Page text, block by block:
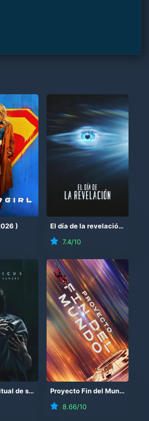
)
El día de la revelación
7.4/10
Leviticus: Ritual de sangre (2026)
Proyecto Fin del Mundo
8.66/10